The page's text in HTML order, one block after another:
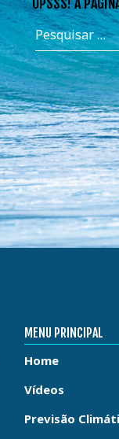
MENU PRINCIPAL
Home
Vídeos
Previsão